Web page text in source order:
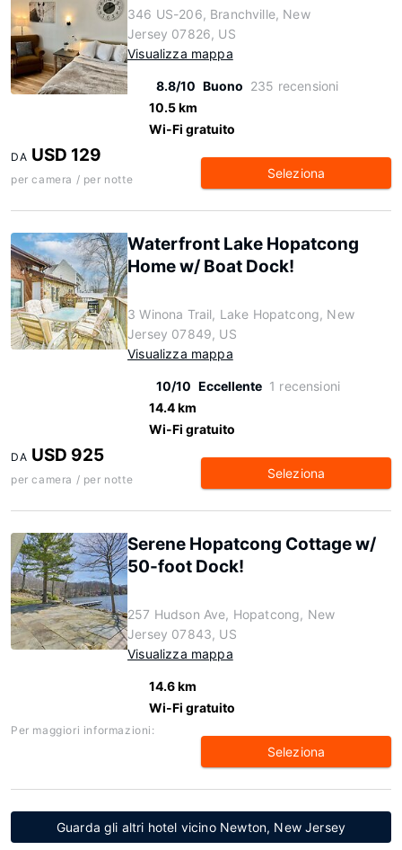
346 US-206, Branchville, New
Jersey 07826, US
Visualizza mappa
8.8/10 Buono 235 recensioni
10.5 km
Wi-Fi gratuito
DA USD 129
per camera / per notte Seleziona
Waterfront Lake Hopatcong
Home w/ Boat Dock!
3 Winona Trail, Lake Hopatcong, New
Jersey 07849, US
Visualizza mappa
10/10 Eccellente 1 recensioni
14.4 km
Wi-Fi gratuito
DA USD 925
per camera / per notte Seleziona
Serene Hopatcong Cottage w/
50-foot Dock!
257 Hudson Ave, Hopatcong, New
Jersey 07843, US
Visualizza mappa
14.6 km
Wi-Fi gratuito
Per maggiori informazioni:
Seleziona
Guarda gli altri hotel vicino Newton, New Jersey